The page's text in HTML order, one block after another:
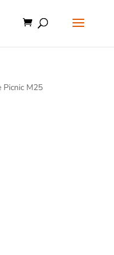
M25